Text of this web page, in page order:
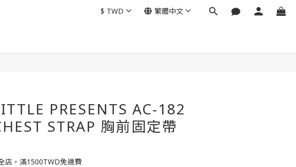
$ TWD 繁體中文
PRESENTS AC-182
STRAP 胸前固定帶
店，滿1500TWD免運費